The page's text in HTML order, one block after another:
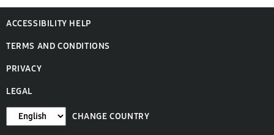
ACCESSIBILITY HELP
TERMS AND CONDITIONS
PRIVACY
LEGAL
CHANGE COUNTRY